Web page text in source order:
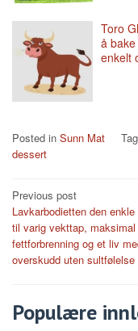
Toro
å
enkelt
Posted in Sunn Mat
dessert
Post
navigation
Previous post
Lavkarbodietten den
til varig vekttap, maksimal
fettforbrenning og et liv
overskudd uten sultfølelse
Populære